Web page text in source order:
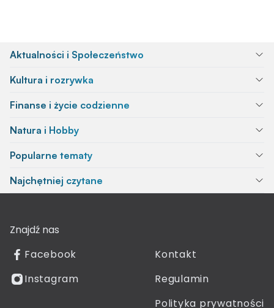
Aktualności i Społeczeństwo
Kultura i rozrywka
Finanse i życie codzienne
Natura i Hobby
Popularne tematy
Najchętniej czytane
Znajdź nas
Facebook
Instagram
Kontakt
Regulamin
Polityka prywatności